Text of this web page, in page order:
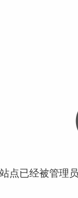
点已经被管理